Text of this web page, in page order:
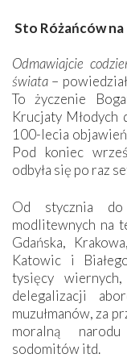
Sto Różańców
Odmawiajcie
świata –
To życzenie
Krucjaty
100-lecia
Pod koniec
odbyła się po raz
Od stycznia do
modlitewnych na
Gdańska,
Katowic i
tysięcy
delegalizacji
muzułmanów, za
moralną
sodomitów itd.